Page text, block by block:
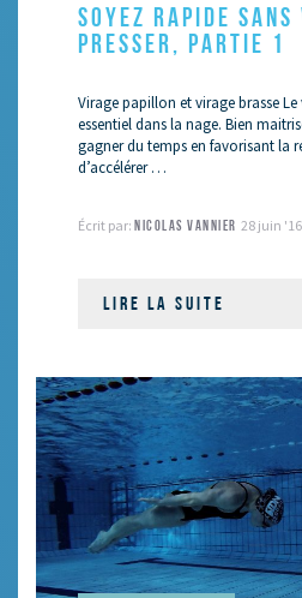
SOYEZ RAPIDE SANS
PRESSER, PARTIE 1
Virage papillon et virage brasse
essentiel dans la nage. Bien
gagner du temps en favorisant la
d’accélérer …
Écrit par: NICOLAS VANNIER 28 juin '16
LIRE LA SUITE